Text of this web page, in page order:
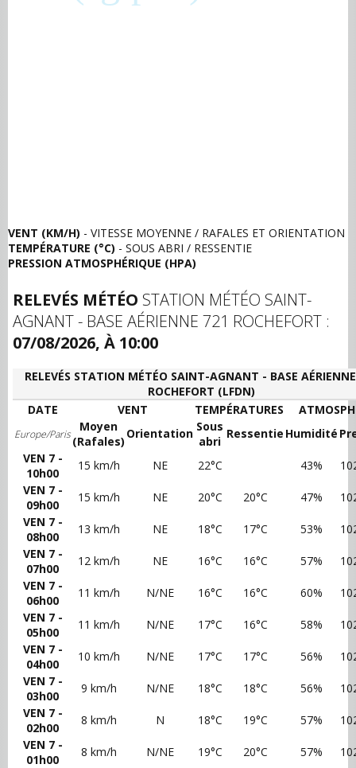
VENT (KM/H) - VITESSE MOYENNE / RAFALES ET ORIENTATION
TEMPÉRATURE (°C) - SOUS ABRI / RESSENTIE
PRESSION ATMOSPHÉRIQUE (HPA)
RELEVÉS MÉTÉO STATION MÉTÉO SAINT-
AGNANT - BASE AÉRIENNE 721 ROCHEFORT :
07/08/2026, À 10:00
RELEVÉS STATION MÉTÉO SAINT-AGNANT - BASE
ROCHEFORT (LFDN)
DATE
VENT TEMPÉRATURES
Europe/Paris
Moyen
(Rafales)
Orientation Sous
abri
Ressentie Humidité
VEN 7 -
10h00
15 km/h NE 22°C 43%
VEN 7 -
09h00
15 km/h NE 20°C 20°C 47%
VEN 7 -
08h00
13 km/h NE 18°C 17°C 53%
VEN 7 -
07h00
12 km/h NE 16°C 16°C 57%
VEN 7 -
06h00
11 km/h N/NE 16°C 16°C 60%
VEN 7 -
05h00
11 km/h N/NE 17°C 16°C 58%
VEN 7 -
04h00
10 km/h N/NE 17°C 17°C 56%
VEN 7 -
03h00
9 km/h N/NE 18°C 18°C 56%
VEN 7 -
02h00
8 km/h N 18°C 19°C 57%
VEN 7 -
01h00
8 km/h N/NE 19°C 20°C 57%